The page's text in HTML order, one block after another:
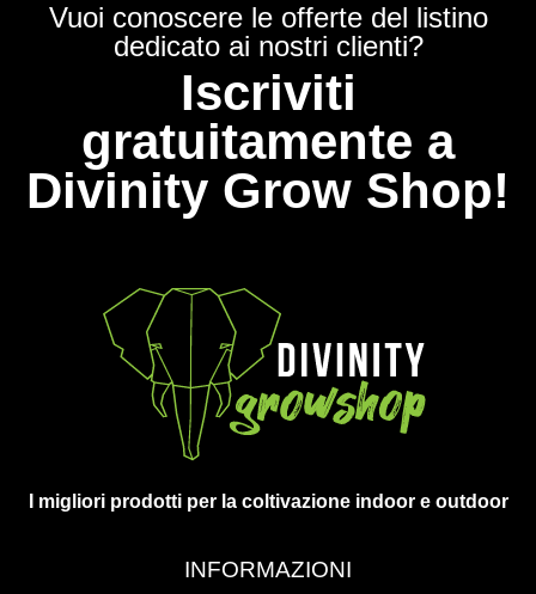
Vuoi conoscere le offerte del listino
dedicato ai nostri clienti?
Iscriviti
gratuitamente a
Divinity Grow Shop!
I migliori prodotti per la coltivazione indoor e outdoor
INFORMAZIONI